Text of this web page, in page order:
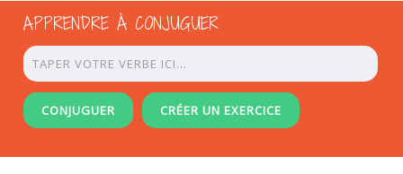
APPRENDRE À CONJUGUER
CONJUGUER CRÉER UN EXERCICE